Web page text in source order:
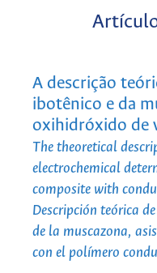
A descrição
ibotênico e da
oxihidróxido de
The theoretical
electrochemical
composite with
Descripción teórica
de la muscazona,
con el polímero